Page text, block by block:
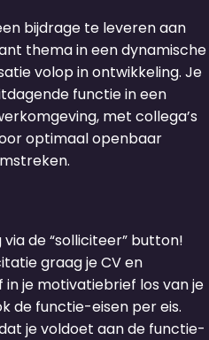
bijdrage te leveren aan
thema in een dynamische
volop in ontwikkeling. Je
functie in een
met collega’s
optimaal openbaar
de “solliciteer” button!
graag je CV en
je motivatiebrief los van je
de functie-eisen per eis.
je voldoet aan de functie-